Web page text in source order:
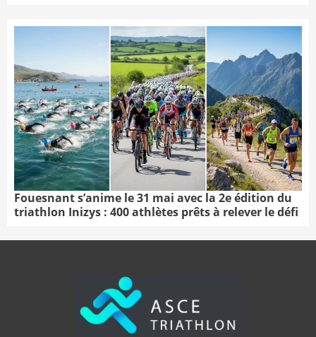
Fouesnant s’anime le 31 mai avec la 2e édition du
triathlon Inizys : 400 athlètes prêts à relever le défi